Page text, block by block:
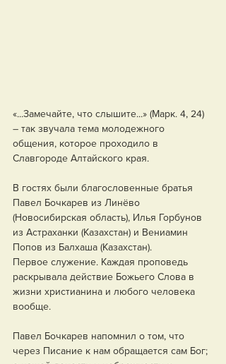
«...Замечайте, что слышите...» (Марк. 4, 24)
– так звучала тема молодежного
общения, которое проходило в
Славгороде Алтайского края.
В гостях были благословенные братья
Павел Бочкарев из Линёво
(Новосибирская область), Илья Горбунов
из Астраханки (Казахстан) и Вениамин
Попов из Балхаша (Казахстан).
Первое служение. Каждая проповедь
раскрывала действие Божьего Слова в
жизни христианина и любого человека
вообще.
Павел Бочкарев напомнил о том, что
через Писание к нам обращается сам Бог;